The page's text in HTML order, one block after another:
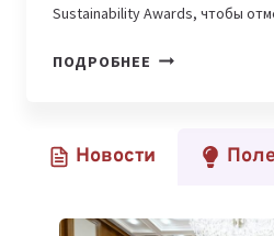
Sustainability Awards, чтобы
ПОДРОБНЕЕ ПОБЕДИТЕЛИ
2024
Новости